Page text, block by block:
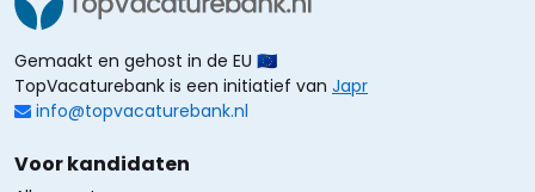
Gemaakt en gehost in de EU 🇪🇺
TopVacaturebank is een initiatief van Japr
info@topvacaturebank.nl
Voor kandidaten